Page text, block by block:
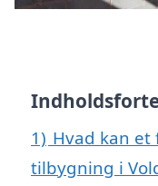
1) Hvad kan et
tilbygning i